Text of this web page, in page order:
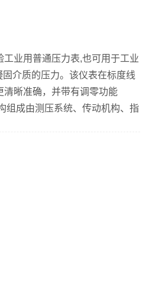
值超过工艺要求准确度，则需
业用普通压力表,也可用于工业
介质的压力。该仪表在标度线
晰准确，并带有调零功能
组成由测压系统、传动机构、指